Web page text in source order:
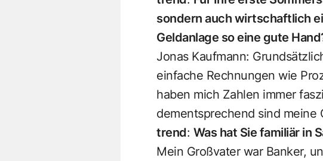
sondern auch wirtschaftlich
Geldanlage so eine gute
Jonas Kaufmann:
einfache Rechnungen wie
haben mich Zahlen immer
dementsprechend sind meine
trend: Was hat Sie familiär in
Mein Großvater war Banker,